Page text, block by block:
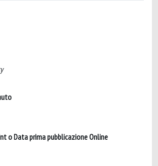
o Data prima pubblicazione Online